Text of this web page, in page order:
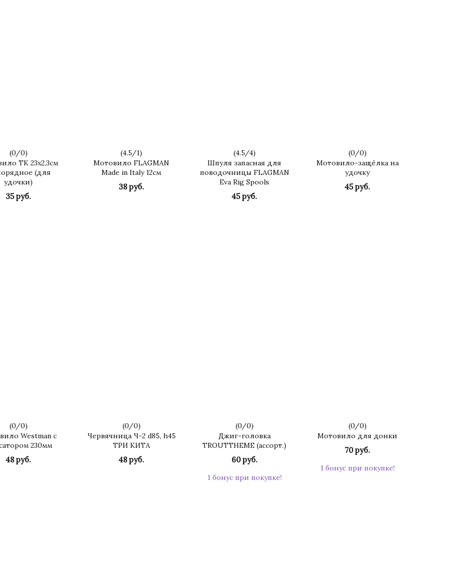
(0/0)
ТК 23х2,3см
(для
удочки)
35 руб.
(4.5/1)
Мотовило FLAGMAN
Made in Italy 12см
38 руб.
(4.5/4)
Шпуля запасная для
поводочницы FLAGMAN
Eva Rig Spools
45 руб.
(0/0)
Мотовило-защёлка на
удочку
45 руб.
(0/0)
Westman с
230мм
48 руб.
(0/0)
Червячница Ч-2 d85, h45
ТРИ КИТА
48 руб.
(0/0)
Джиг-головка
TROUTTHEME (ассорт.)
60 руб.
1 бонус при покупке!
(0/0)
Мотовило для донки
70 руб.
1 бонус при покупке!